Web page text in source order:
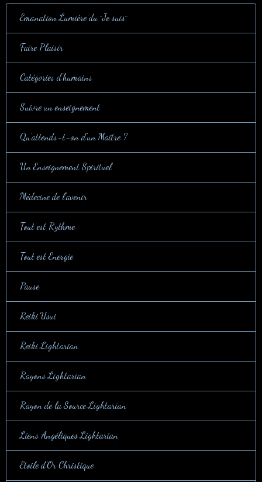
Emanation Lumière du ¨Je suis¨
Faire Plaisir
Catégories d'humains
Suivre un enseignement
Qu'attends-t-on d'un Maître ?
Un Enseignement Spirituel
Médecine de l'avenir
Tout est Rythme
Tout est Energie
Pause
Reiki Usui
Reiki Lightarian
Rayons Lightarian
Rayon de la Source Lightarian
Liens Angéliques Lightarian
Etoile d'Or Christique